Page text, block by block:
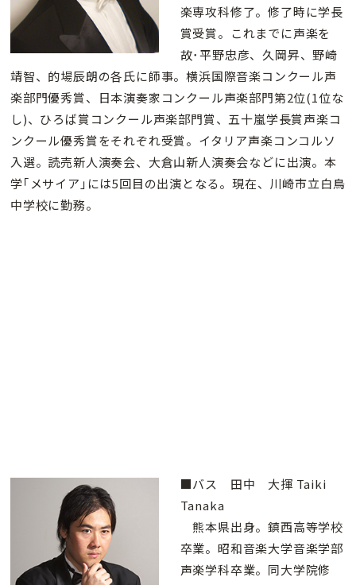
楽専攻科修了。修了時に学長
賞受賞。これまでに声楽を
故･平野忠彦、久岡昇、野崎
靖智、的場辰朗の各氏に師事。横浜国際音楽コンクール声
楽部門優秀賞、日本演奏家コンクール声楽部門第2位(1位な
し)、ひろば賞コンクール声楽部門賞、五十嵐学長賞声楽コ
ンクール優秀賞をそれぞれ受賞。イタリア声楽コンコルソ
入選。読売新人演奏会、大倉山新人演奏会などに出演。本
学｢メサイア｣には5回目の出演となる。現在、川崎市立白鳥
中学校に勤務。
■バス 田中 大揮 Taiki
Tanaka
熊本県出身。鎮西高等学校
卒業。昭和音楽大学音楽学部
声楽学科卒業。同大学院修